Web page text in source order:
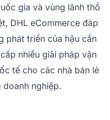
gia và vùng lãnh thổ
DHL eCommerce đáp
phát triển của hậu cần
nhiều giải pháp vận
tế cho các nhà bán lẻ
nghiệp.